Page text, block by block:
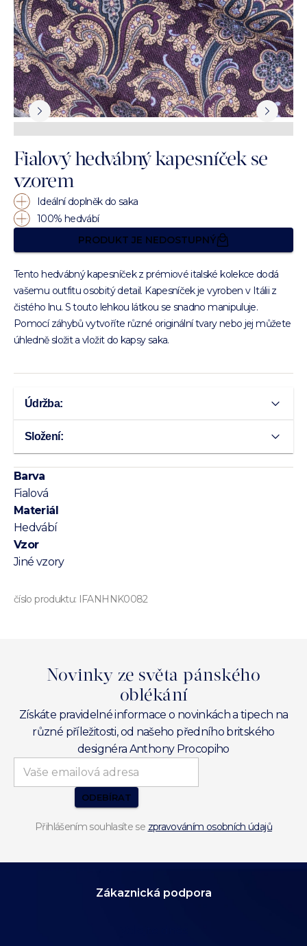
Fialový hedvábný kapesníček se
vzorem
Ideální doplněk do saka
100% hedvábí
PRODUKT JE NEDOSTUPNÝ
Tento hedvábný kapesníček z prémiové italské kolekce dodá
vašemu outfitu osobitý detail. Kapesníček je vyroben v Itálii z
čistého lnu. S touto lehkou látkou se snadno manipuluje.
Pomocí záhybů vytvoříte různé originální tvary nebo jej můžete
úhledně složit a vložit do kapsy saka.
Údržba:
Složení:
Barva
Fialová
Materiál
Hedvábí
Vzor
Jiné vzory
číslo produktu: IFANHNK0082
Novinky ze světa pánského
oblékání
Získáte pravidelné informace o novinkách a tipech na
různé příležitosti, od našeho předního britského
designéra Anthony Procopiho
ODEBÍRAT
Přihlášením souhlasíte se zpravováním osobních údajů
Zákaznická podpora